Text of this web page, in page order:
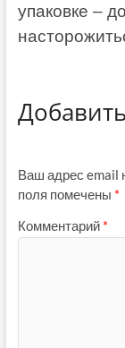
упаковке –
Ваш адрес email
поля помечены *
Комментарий *